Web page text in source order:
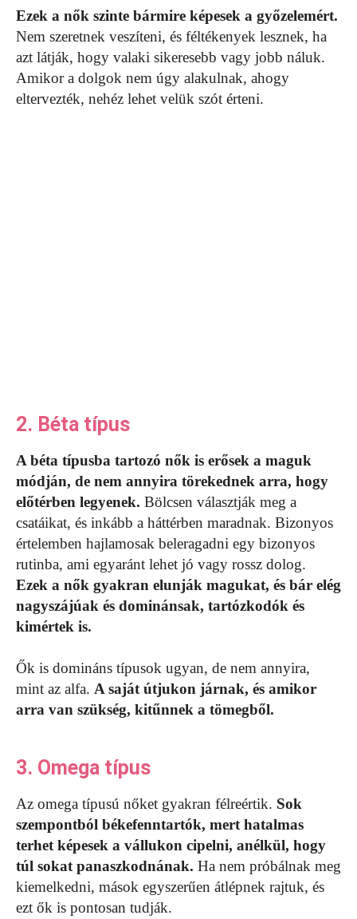
Ezek a nők szinte bármire képesek a győzelemért.
Nem szeretnek veszíteni, és féltékenyek lesznek, ha
azt látják, hogy valaki sikeresebb vagy jobb náluk.
Amikor a dolgok nem úgy alakulnak, ahogy
eltervezték, nehéz lehet velük szót érteni.
2. Béta típus
A béta típusba tartozó nők is erősek a maguk
módján, de nem annyira törekednek arra, hogy
előtérben legyenek. Bölcsen választják meg a
csatáikat, és inkább a háttérben maradnak. Bizonyos
értelemben hajlamosak beleragadni egy bizonyos
rutinba, ami egyaránt lehet jó vagy rossz dolog.
Ezek a nők gyakran elunják magukat, és bár elég
nagyszájúak és dominánsak, tartózkodók és
kimértek is.
Ők is domináns típusok ugyan, de nem annyira,
mint az alfa. A saját útjukon járnak, és amikor
arra van szükség, kitűnnek a tömegből.
3. Omega típus
Az omega típusú nőket gyakran félreértik. Sok
szempontból békefenntartók, mert hatalmas
terhet képesek a vállukon cipelni, anélkül, hogy
túl sokat panaszkodnának. Ha nem próbálnak meg
kiemelkedni, mások egyszerűen átlépnek rajtuk, és
ezt ők is pontosan tudják.